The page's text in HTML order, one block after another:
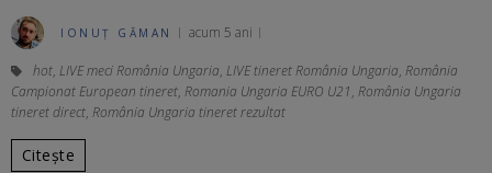
IONUȚ GĂMAN acum 5 ani
hot, LIVE meci România Ungaria, LIVE tineret România Ungaria, România
Campionat European tineret, Romania Ungaria EURO U21, România Ungaria
tineret direct, România Ungaria tineret rezultat
Citește